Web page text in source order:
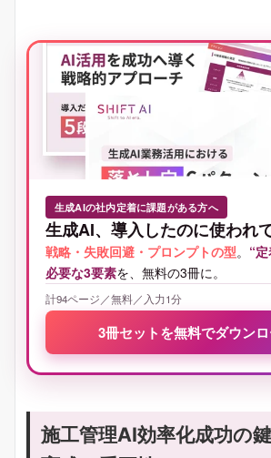
生成AIの社内定着に課題がある方へ
生成AI、導入したのに使われ
戦略・失敗回避・プロンプトの型。 “
必要な3要素を、無料の3冊に。
計94ページ／無料／入力1分
3冊セットを無料でダウン
施工管理AI効率化成功の